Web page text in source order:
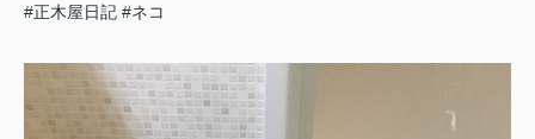
#正木屋日記 #ネコ